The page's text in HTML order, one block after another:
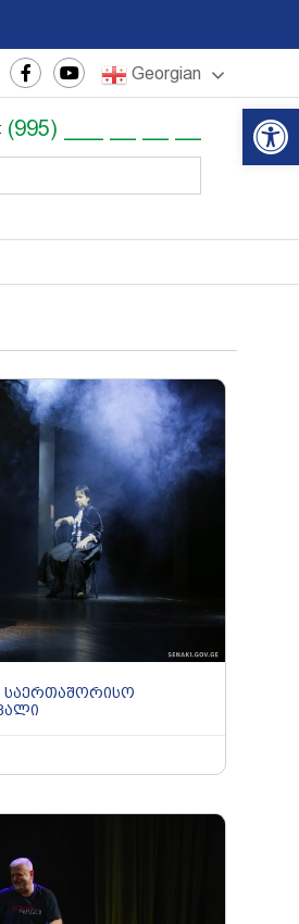
ფესტივალი | რეგიონული
Georgian
(995) ___ __ __ __
საერთაშორისო